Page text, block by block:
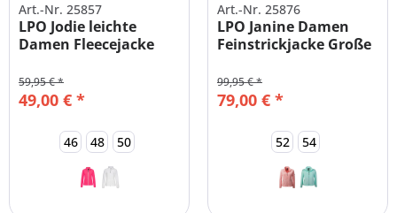
Art.-Nr. 25857
LPO Jodie leichte
Damen Fleecejacke
49,00 € *
59,95 € *
46 48 50
Art.-Nr. 25876
LPO Janine Damen
Feinstrickjacke Große
79,00 € *
99,95 € *
52 54